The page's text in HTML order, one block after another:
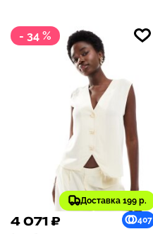
- 34 %
Доставка 199 р.
4 071 ₽
407